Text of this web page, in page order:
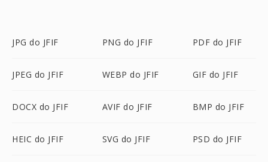
JPG do JFIF PNG do JFIF PDF do JFIF
JPEG do JFIF WEBP do JFIF GIF do JFIF
DOCX do JFIF AVIF do JFIF BMP do JFIF
HEIC do JFIF SVG do JFIF PSD do JFIF